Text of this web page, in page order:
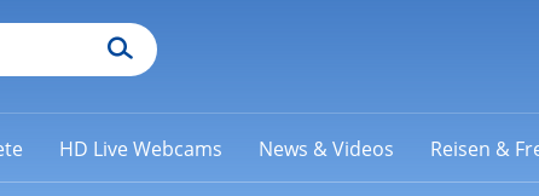
HD Live Webcams News & Videos Reisen &